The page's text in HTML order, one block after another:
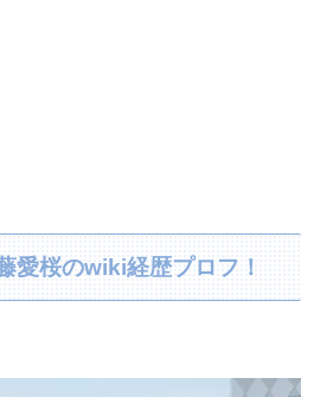
愛桜のwiki経歴プロフ！